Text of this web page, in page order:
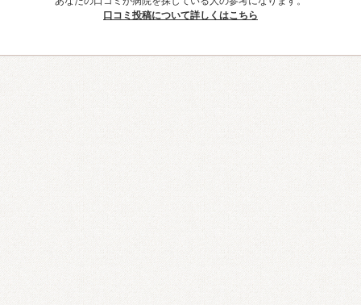
口コミ投稿について詳しくはこちら